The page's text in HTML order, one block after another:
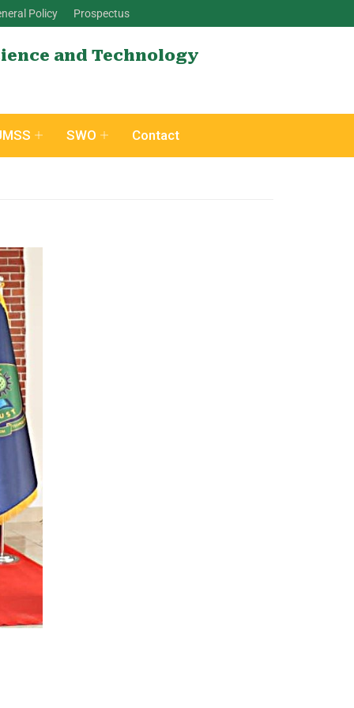
Policy Prospectus
and Technology
SWO Contact